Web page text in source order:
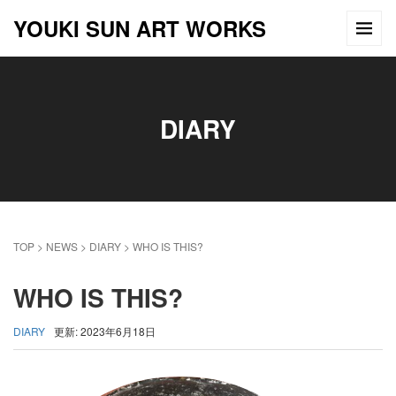
YOUKI SUN ART WORKS
DIARY
TOP > NEWS > DIARY > WHO IS THIS?
WHO IS THIS?
DIARY 更新: 2023年6月18日